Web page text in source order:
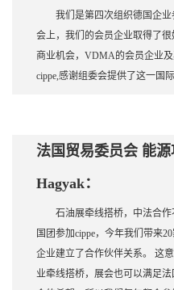
我们是第四次组织德国企
会上，我们的会员企业取得了
商业机会，VDMA的会员企业
cippe,感谢组委会提供了这一国
法国贸易委员会 能
Hagyak：
石油展牵线搭桥，中法合
国团参加cippe，今年我们带来
企业建立了合作伙伴关系。 这
业牵线搭桥，展会也可以满足